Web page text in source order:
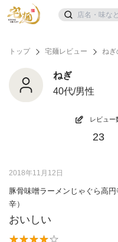
トップ 宅麺レビュー ねぎ
ねぎ
40代/男性
レビュー
23
2018年11月12日
豚骨味噌ラーメンじゃぐら高
辛）
おいしい